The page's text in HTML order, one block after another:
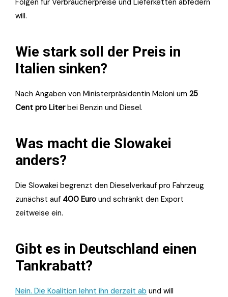
Folgen für Verbraucherpreise und Lieferketten abfedern
will.
Wie stark soll der Preis in
Italien sinken?
Nach Angaben von Ministerpräsidentin Meloni um 25
Cent pro Literbei Benzin und Diesel.
Was macht die Slowakei
anders?
Die Slowakei begrenzt den Dieselverkauf pro Fahrzeug
zunächst auf 400 Euro und schränkt den Export
zeitweise ein.
Gibt es in Deutschland einen
Tankrabatt?
Nein. Die Koalition lehnt ihn derzeit ab und will